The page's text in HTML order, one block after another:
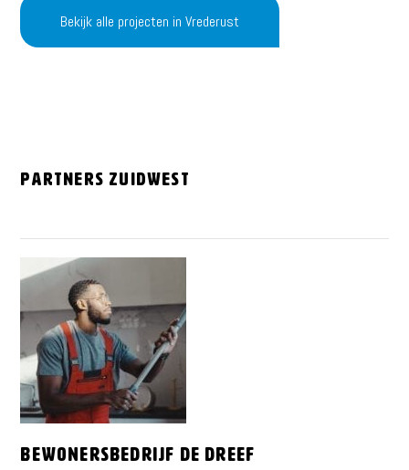
mail
Bekijk alle projecten in Vrederust
Partners Zuidwest
BewonersBedrijf de Dreef